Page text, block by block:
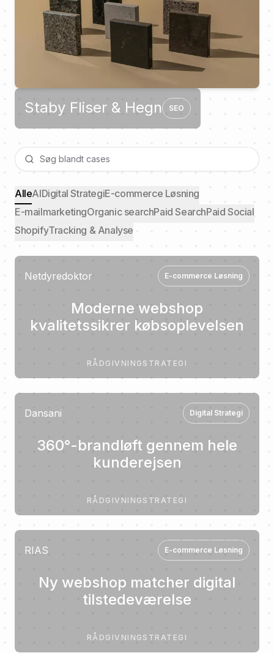
Staby Fliser & Hegn SEO
AlleAIDigital StrategiE-commerce Løsning
E-mailmarketingOrganic searchPaid SearchPaid Social
ShopifyTracking & Analyse
Netdyredoktor E-commerce Løsning
Moderne webshop
kvalitetssikrer købsoplevelsen
RÅDGIVNING STRATEGI
Dansani Digital Strategi
360°-brandløft gennem hele
kunderejsen
RÅDGIVNING STRATEGI
RIAS E-commerce Løsning
Ny webshop matcher digital
tilstedeværelse
RÅDGIVNING STRATEGI